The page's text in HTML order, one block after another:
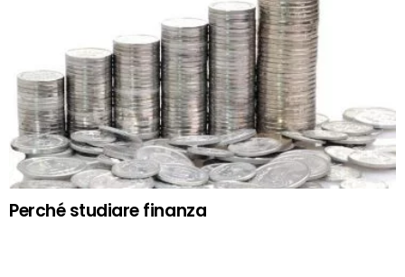
Perché studiare finanza